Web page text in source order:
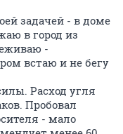
задачей - в доме
в город из
-
встаю и не бегу
Расход угля
Пробовал
- мало